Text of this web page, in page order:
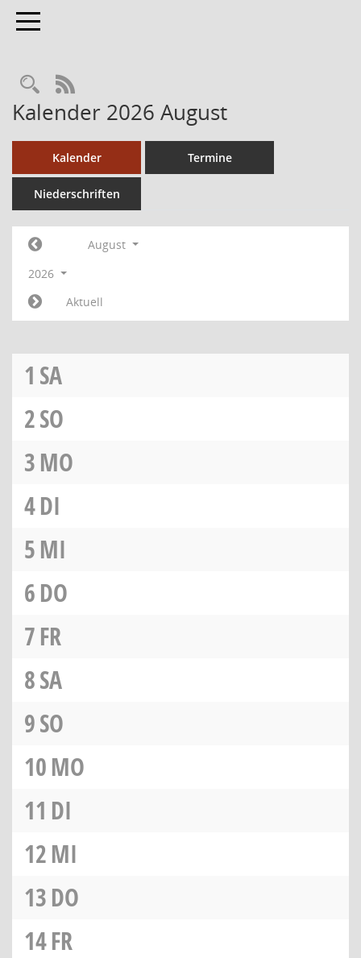
Toggle navigation
RSS-Feed
Kalender 2026 August
Kalender Termine
Niederschriften
August
2026
Aktuell
1 SA
2SO
3MO
4DI
5MI
6DO
7FR
8SA
9SO
10MO
11 DI
12MI
13DO
14FR